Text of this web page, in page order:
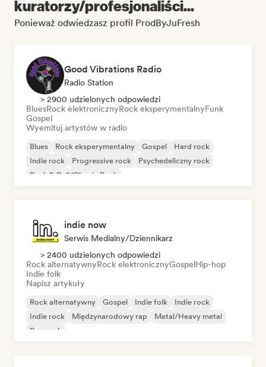
kuratorzy/profesjonaliści...
Ponieważ odwiedzasz profil ProdByJuFresh
Good Vibrations Radio
Radio Station
> 2900 udzielonych odpowiedzi
BluesRock elektronicznyRock eksperymentalnyFunk
Gospel
Wyemituj artystów w radio
Blues Rock eksperymentalny Gospel
Hard rock
Indie rock
Progressive rock
Psychedeliczny rock
Rock & Roll/Classic Rock
indie now
Serwis Medialny/Dziennikarz
> 2400 udzielonych odpowiedzi
Rock alternatywnyRock elektronicznyGospelHip-hop
Indie folk
Napisz artykuły
Rock alternatywny Gospel Indie folk
Indie rock
Indie rock
Międzynarodowy rap
Metal/Heavy metal
Pop rock